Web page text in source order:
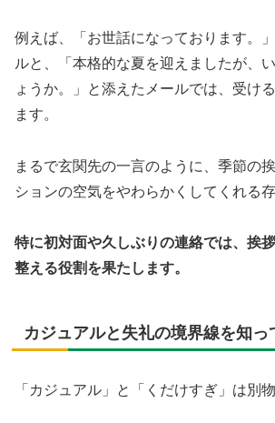
例えば、「お世話になっております。
ルと、「本格的な夏を迎えましたが、
ょうか。」と添えたメールでは、受け
ます。
まるで玄関先の一言のように、季節の
ションの空気をやわらかくしてくれる存
特に初対面や久しぶりの連絡では、挨
整える役割を果たします。
カジュアルと失礼の境界線を知っ
「カジュアル」と「くだけすぎ」は別物